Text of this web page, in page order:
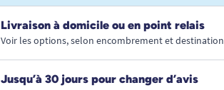
Livraison à domicile ou en point relais
Voir les options, selon encombrement et destination
Jusqu’à 30 jours pour changer d’avis